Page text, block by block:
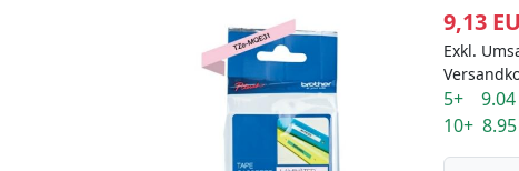
9,13
Exkl.
5+ 9.04
10+ 8.95